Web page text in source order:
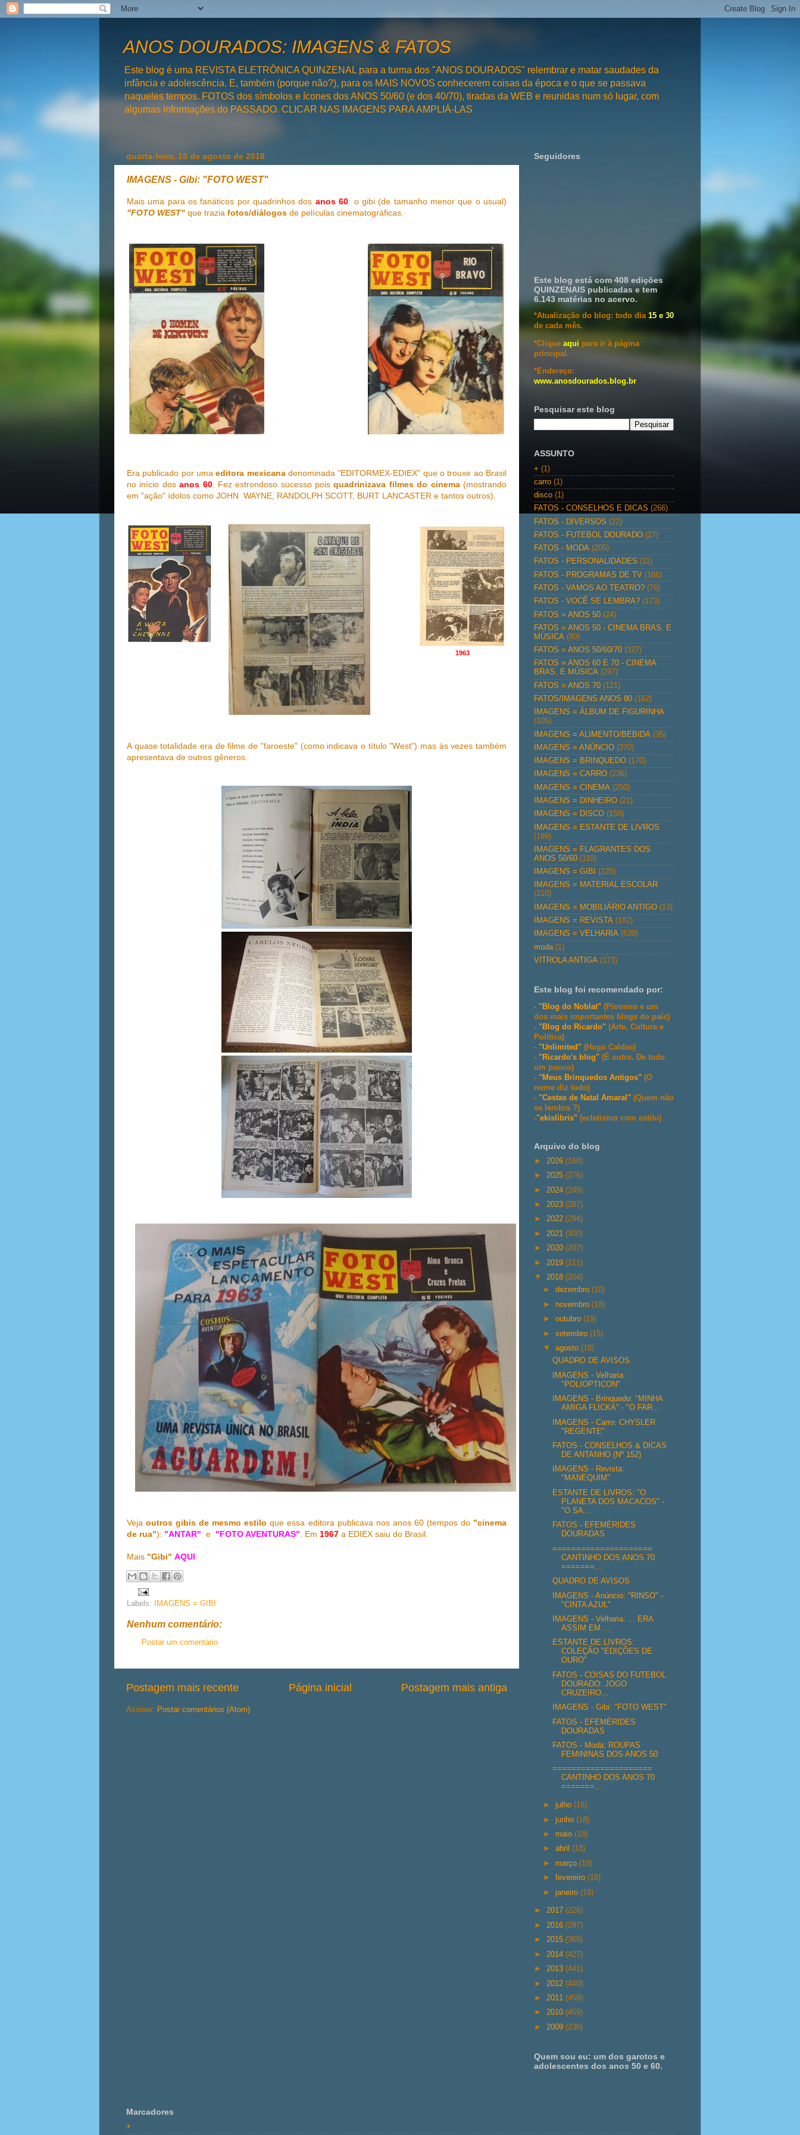
ANOS DOURADOS: IMAGENS & FATOS
Este blog é uma REVISTA ELETRÔNICA QUINZENAL para a turma dos "ANOS DOURADOS" relembrar e matar saudades da
infância e adolescência. E, também (porque não?), para os MAIS NOVOS conhecerem coisas da época e o que se passava
naqueles tempos. FOTOS dos símbolos e ícones dos ANOS 50/60 (e dos 40/70), tiradas da WEB e reunidas num só lugar, com
algumas informações do PASSADO. CLICAR NAS IMAGENS PARA AMPLIÁ-LAS
quarta-feira, 15 de agosto de 2018
IMAGENS - Gibi: "FOTO WEST"
Mais uma para os fanáticos por quadrinhos dos anos 60: o gibi (de tamanho menor que o usual)
"FOTO WEST" que trazia fotos/diálogos de películas cinematográficas.
Era publicado por umaeditora mexicanadenominada "EDITORMEX-EDIEX" que o trouxe ao Brasil
no início dosanos 60. Fez estrondoso sucesso poisquadrinizava filmes do cinema(mostrando
em "ação" ídolos como JOHN WAYNE, RANDOLPH SCOTT, BURT LANCASTER e tantos outros).
1963
A quase totalidade era de filme de "faroeste" (como indicava o título "West") mas às vezes também
apresentava de outros gêneros.
Vejaoutros gibis de mesmo estilo que essa editora publicava nos anos 60 (tempos do "cinema
de rua"): "ANTAR" e "FOTO AVENTURAS". Em 1967 a EDIEX saiu do Brasil.
Mais "Gibi" AQUI.
Labels: IMAGENS = GIBI
Nenhum comentário:
Postar um comentário
Postagem mais recente Postagem mais antiga
Página inicial
Assinar: Postar comentários (Atom)
Seguidores
Este blog está com 408 edições
QUINZENAIS publicadas e tem
6.143 matérias no acervo.
*Atualização do blog: todo dia 15 e 30
de cada mês.
*Clique aqui para ir à página
principal.
*Endereço:
www.anosdourados.blog.br
Pesquisar este blog
ASSUNTO
+ (1)
carro (1)
disco (1)
FATOS - CONSELHOS E DICAS (266)
FATOS - DIVERSOS (22)
FATOS - FUTEBOL DOURADO (27)
FATOS - MODA (205)
FATOS - PERSONALIDADES (11)
FATOS - PROGRAMAS DE TV (166)
FATOS - VAMOS AO TEATRO? (76)
FATOS - VOCÊ SE LEMBRA? (173)
FATOS = ANOS 50 (24)
FATOS = ANOS 50 - CINEMA BRAS. E
MÚSICA (80)
FATOS = ANOS 50/60/70 (327)
FATOS = ANOS 60 E 70 - CINEMA
BRAS. E MÚSICA (297)
FATOS = ANOS 70 (121)
FATOS/IMAGENS ANOS 80 (162)
IMAGENS = ÁLBUM DE FIGURINHA
(105)
IMAGENS = ALIMENTO/BEBIDA (35)
IMAGENS = ANÚNCIO (370)
IMAGENS = BRINQUEDO (170)
IMAGENS = CARRO (236)
IMAGENS = CINEMA (250)
IMAGENS = DINHEIRO (21)
IMAGENS = DISCO (158)
IMAGENS = ESTANTE DE LIVROS
(199)
IMAGENS = FLAGRANTES DOS
ANOS 50/60 (110)
IMAGENS = GIBI
(325)
IMAGENS = MATERIAL ESCOLAR
(210)
IMAGENS = MOBILIÁRIO ANTIGO (13)
IMAGENS = REVISTA (182)
IMAGENS = VELHARIA (639)
moda (1)
VITROLA ANTIGA (173)
Este blog foi recomendado por:
- "Blog do Noblat" (Pioneiro e um
dos mais importantes blogs do país)
- "Blog do Ricardo" (Arte, Cultura e
Política)
- "Unlimited" (Hugo Caldas)
- "Ricardo's blog" (É outro. De tudo
um pouco)
- "Meus Brinquedos Antigos" (O
nome diz tudo)
- "Cestas de Natal Amaral" (Quem não
se lembra ?)
-"ekislibris" (ecletismo com estilo)
Arquivo do blog
► 2026 (168)
► 2025 (276)
► 2024 (249)
► 2023 (287)
► 2022 (294)
► 2021 (300)
► 2020 (207)
► 2019 (211)
▼ 2018 (204)
►dezembro(10)
► novembro(18)
►outubro(19)
►setembro(15)
▼agosto(18)
QUADRO DE AVISOS
IMAGENS - Velharia:
"POLIOPTICON"
IMAGENS - Brinquedo: "MINHA
AMIGA FLICKA" - "O FAR...
IMAGENS - Carro: CHYSLER
"REGENTE"
FATOS - CONSELHOS & DICAS
DE ANTANHO (Nº 152)
IMAGENS - Revista:
"MANEQUIM"
ESTANTE DE LIVROS: "O
PLANETA DOS MACACOS" -
"O SA...
FATOS - EFEMÉRIDES
DOURADAS
=====================
CANTINHO DOS ANOS 70
=======...
QUADRO DE AVISOS
IMAGENS - Anúncio: "RINSO" -
"CINTA AZUL"
IMAGENS - Velharia: ... ERA
ASSIM EM ...
ESTANTE DE LIVROS:
COLEÇÃO "EDIÇÕES DE
OURO"
FATOS - COISAS DO FUTEBOL
DOURADO: JOGO
CRUZEIRO...
IMAGENS - Gibi: "FOTO WEST"
FATOS - EFEMÉRIDES
DOURADAS
FATOS - Moda: ROUPAS
FEMININAS DOS ANOS 50
=====================
CANTINHO DOS ANOS 70
=======...
►julho(16)
►junho(18)
► maio(18)
►abril(18)
► março(18)
►fevereiro(18)
►janeiro(18)
► 2017 (226)
► 2016 (297)
► 2015 (368)
► 2014 (427)
► 2013 (441)
► 2012 (440)
► 2011 (459)
► 2010 (459)
► 2009 (236)
Quem sou eu: um dos garotos e
adolescentes dos anos 50 e 60.
Marcadores
+